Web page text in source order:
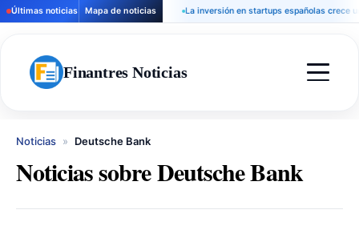
Últimas noticias Mapa de noticias La inversión en startups españolas crece
Finantres Noticias
Noticias » Deutsche Bank
Noticias sobre Deutsche Bank